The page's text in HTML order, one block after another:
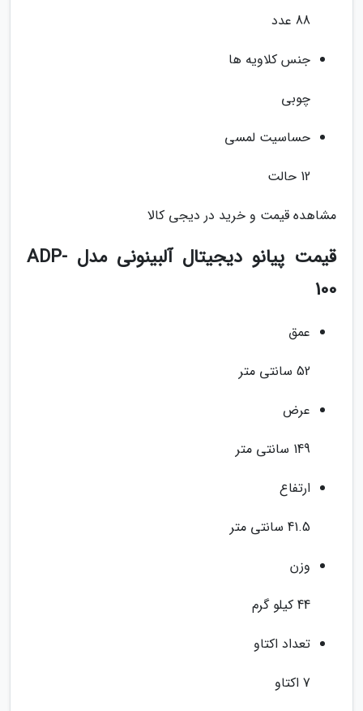
88 عدد
جنس کلاویه ها
چوبی
حساسیت لمسی
12 حالت
مشاهده قیمت و خرید در دیجی کالا
قیمت پیانو دیجیتال آلبینونی مدل ADP-
100
عمق
52 سانتی متر
عرض
149 سانتی متر
ارتفاع
41.5 سانتی متر
وزن
44 کیلو گرم
تعداد اکتاو
7 اکتاو